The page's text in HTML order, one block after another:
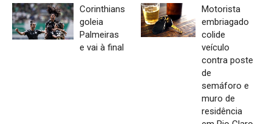
Corinthians
goleia
Palmeiras
e vai à final
Motorista
embriagado
colide
veículo
contra poste
de
semáforo e
muro de
residência